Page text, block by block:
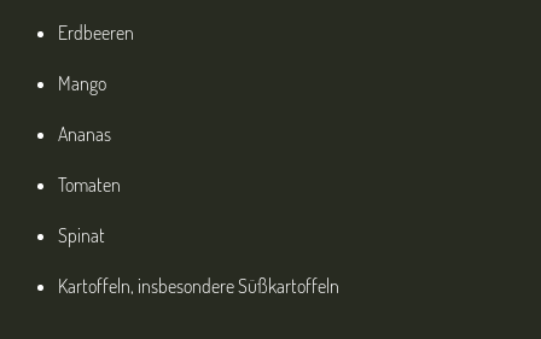
Erdbeeren
Mango
Ananas
Tomaten
Spinat
Kartoffeln, insbesondere Süßkartoffeln